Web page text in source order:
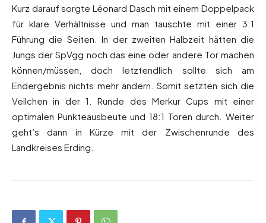
Kurz darauf sorgte Léonard Dasch mit einem Doppelpack
für klare Verhältnisse und man tauschte mit einer 3:1
Führung die Seiten. In der zweiten Halbzeit hätten die
Jungs der SpVgg noch das eine oder andere Tor machen
können/müssen, doch letztendlich sollte sich am
Endergebnis nichts mehr ändern. Somit setzten sich die
Veilchen in der 1. Runde des Merkur Cups mit einer
optimalen Punkteausbeute und 18:1 Toren durch. Weiter
geht’s dann in Kürze mit der Zwischenrunde des
Landkreises Erding.